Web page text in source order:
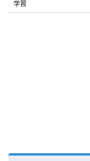
学習